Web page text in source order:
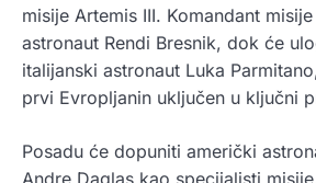
misije Artemis III. Komandant
astronaut Rendi Bresnik, dok će
italijanski astronaut Luka
prvi Evropljanin uključen u ključni
Posadu će dopuniti američki
Andre Daglas kao specijalisti